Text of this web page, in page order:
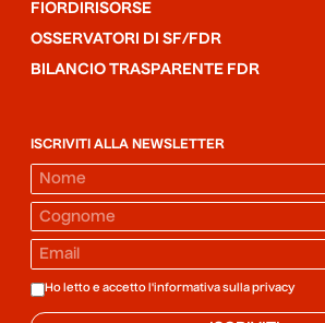
FIORDIRISORSE
OSSERVATORI DI SF/FDR
BILANCIO TRASPARENTE FDR
ISCRIVITI ALLA NEWSLETTER
Ho letto e accetto l'informativa sulla privacy